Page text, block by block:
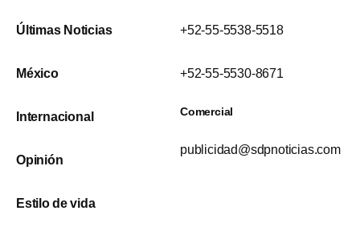
Últimas Noticias
México
Internacional
Opinión
Estilo de vida
+52-55-5538-5518
+52-55-5530-8671
Comercial
publicidad@sdpnoticias.com